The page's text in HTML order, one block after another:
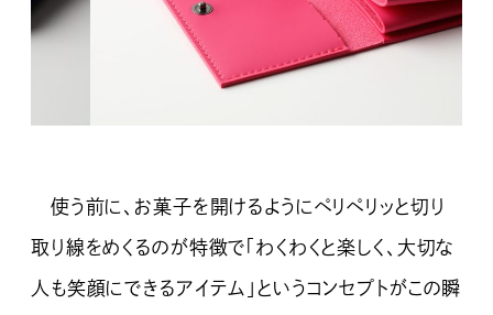
使う前に、お菓子を開けるようにペリペリッと切り
取り線をめくるのが特徴で「わくわくと楽しく、大切な
人も笑顔にできるアイテム」というコンセプトがこの瞬